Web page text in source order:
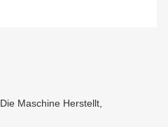
Die Maschine Herstellt